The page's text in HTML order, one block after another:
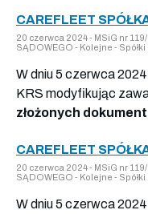
CAREFLEET
20 czerwca 2024 - MSiG nr
SĄDOWEGO - Kolejne -
W dniu 5 czerwca
KRS modyfikując
złożonych
CAREFLEET
20 czerwca 2024 - MSiG nr
SĄDOWEGO - Kolejne -
W dniu 5 czerwca